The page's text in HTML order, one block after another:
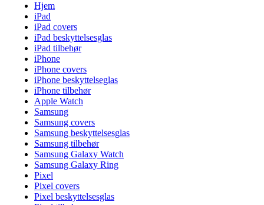
Hjem
iPad
iPad covers
iPad beskyttelsesglas
iPad tilbehør
iPhone
iPhone covers
iPhone beskyttelseglas
iPhone tilbehør
Apple Watch
Samsung
Samsung covers
Samsung beskyttelsesglas
Samsung tilbehør
Samsung Galaxy Watch
Samsung Galaxy Ring
Pixel
Pixel covers
Pixel beskyttelsesglas